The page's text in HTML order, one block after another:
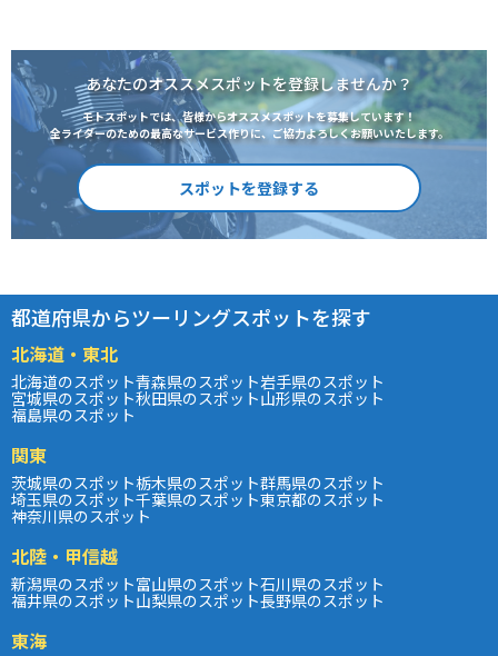
あなたのオススメスポットを登録しませんか？
モトスポットでは、皆様からオススメスポットを募集しています！
全ライダーのための最高なサービス作りに、ご協力よろしくお願いいたします。
スポットを登録する
都道府県からツーリングスポットを探す
北海道・東北
北海道のスポット青森県のスポット岩手県のスポット
宮城県のスポット秋田県のスポット山形県のスポット
福島県のスポット
関東
茨城県のスポット栃木県のスポット群馬県のスポット
埼玉県のスポット千葉県のスポット東京都のスポット
神奈川県のスポット
北陸・甲信越
新潟県のスポット富山県のスポット石川県のスポット
福井県のスポット山梨県のスポット長野県のスポット
東海